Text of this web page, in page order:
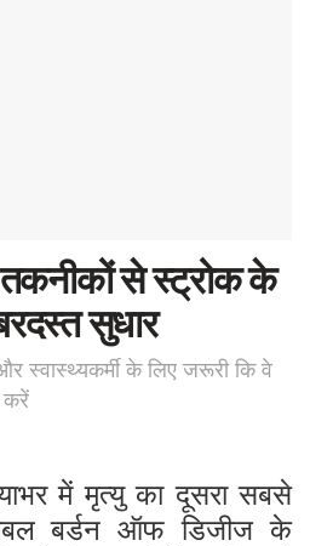
से स्ट्रोक के
सुधार
स्वास्थ्यकर्मी के लिए जरूरी कि वे
करें
में मृत्यु का दूसरा सबसे
बर्डन ऑफ डिजीज के